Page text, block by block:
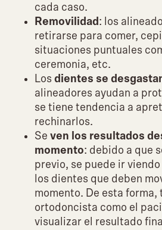
cada caso.
Removilidad : los
retirarse para comer,
situaciones puntuales
ceremonia, etc.
Los dientes se
alineadores ayudan a
se tiene tendencia a
rechinarlos.
Se ven los resultados
momento: debido a que
previo, se puede ir
los dientes que deben
momento. De esta forma,
ortodoncista como el
visualizar el resultado